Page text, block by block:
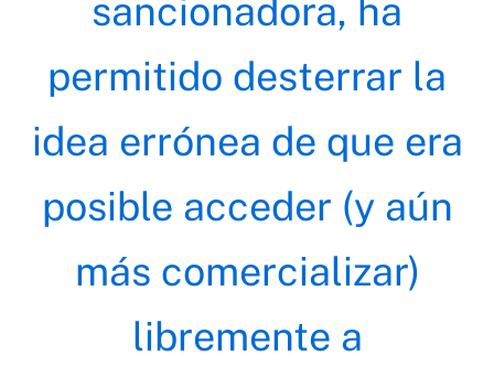
sancionadora, ha
permitido desterrar la
idea errónea de que era
posible acceder (y aún
más comercializar)
libremente a